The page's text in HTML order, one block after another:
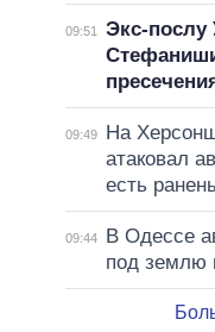
09:51 Экс-
09:49
На
атаковал
есть
09:44
В Одессе
под землю